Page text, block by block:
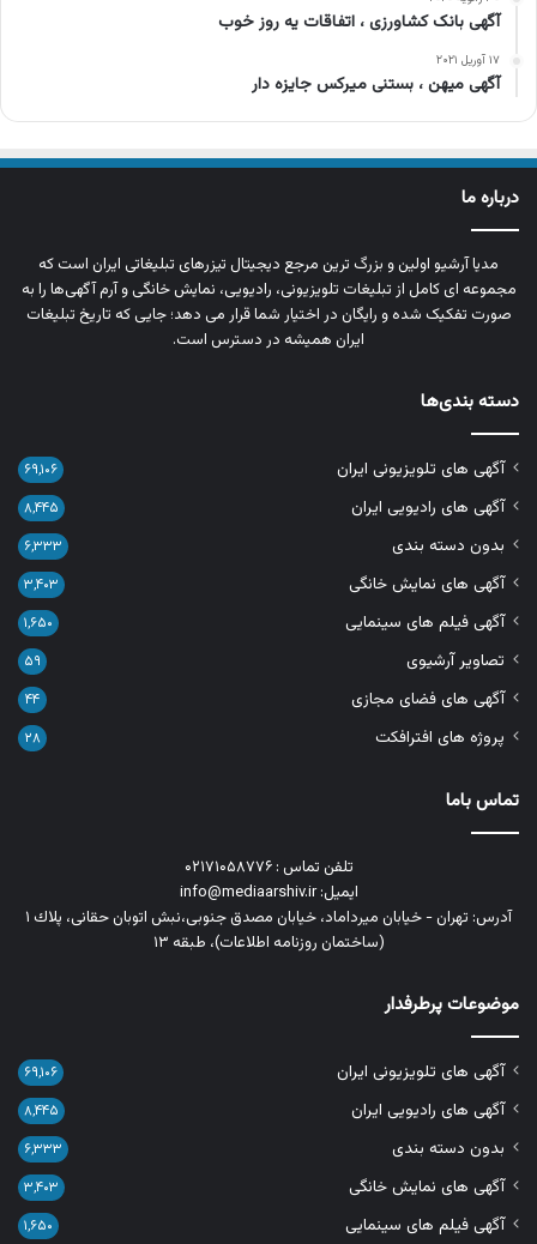
آگهی بانک کشاورزی ، اتفاقات یه روز خوب
۱۷ آوریل ۲۰۲۱
آگهی میهن ، بستنی میرکس جایزه دار
درباره ما
مدیا آرشیو اولین و بزرگ‌ ترین مرجع دیجیتال تیزرهای تبلیغاتی ایران است که
مجموعه‌ ای کامل از تبلیغات تلویزیونی، رادیویی، نمایش خانگی و آرم‌ آگهی‌ها را به‌
صورت تفکیک‌ شده و رایگان در اختیار شما قرار می‌ دهد؛ جایی که تاریخ تبلیغات
ایران همیشه در دسترس است.
دسته بندی‌ها
آگهی های تلویزیونی ایران ۶۹,۱۰۶
آگهی های رادیویی ایران ۸,۴۴۵
بدون دسته بندی ۶,۳۳۳
آگهی های نمایش خانگی ۳,۴۰۳
آگهی فیلم های سینمایی ۱,۶۵۰
تصاویر آرشیوی ۵۹
آگهی های فضای مجازی ۴۴
پروژه های افترافکت ۲۸
تماس باما
تلفن تماس : ۰۲۱۷۱۰۵۸۷۷۶
ایمیل: info@mediaarshiv.ir
آدرس: تهران - خیابان میرداماد، خیابان مصدق جنوبی،نبش اتوبان حقانی، پلاك ١
(ساختمان روزنامه اطلاعات)، طبقه ۱۳
موضوعات پرطرفدار
آگهی های تلویزیونی ایران ۶۹,۱۰۶
آگهی های رادیویی ایران ۸,۴۴۵
بدون دسته بندی ۶,۳۳۳
آگهی های نمایش خانگی ۳,۴۰۳
آگهی فیلم های سینمایی ۱,۶۵۰